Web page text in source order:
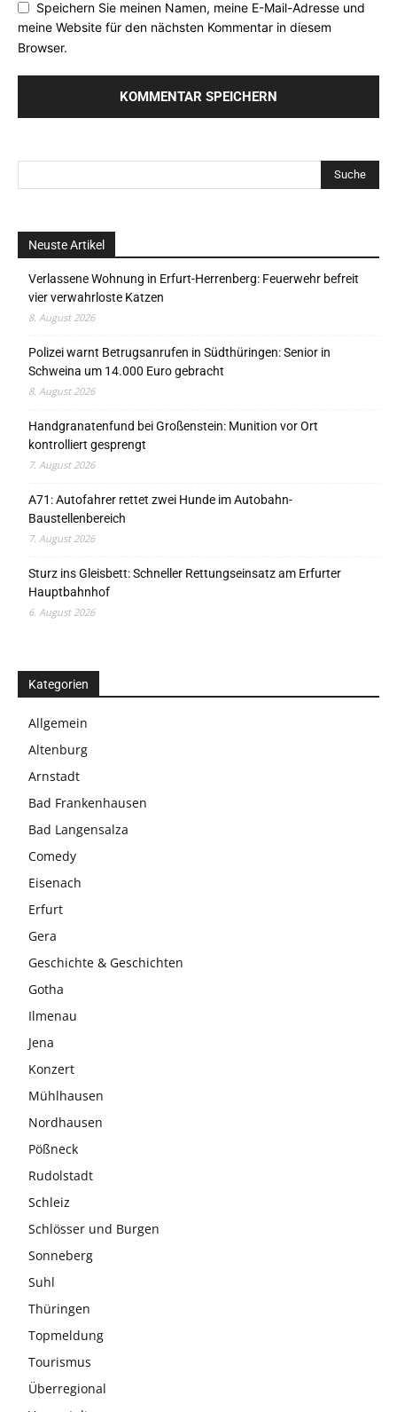
Speichern Sie meinen Namen, meine E-Mail-Adresse und
meine Website für den nächsten Kommentar in diesem
Browser.
Neuste Artikel
Verlassene Wohnung in Erfurt-Herrenberg: Feuerwehr befreit
vier verwahrloste Katzen
8. August 2026
Polizei warnt Betrugsanrufen in Südthüringen: Senior in
Schweina um 14.000 Euro gebracht
8. August 2026
Handgranatenfund bei Großenstein: Munition vor Ort
kontrolliert gesprengt
7. August 2026
A71: Autofahrer rettet zwei Hunde im Autobahn-
Baustellenbereich
7. August 2026
Sturz ins Gleisbett: Schneller Rettungseinsatz am Erfurter
Hauptbahnhof
6. August 2026
Kategorien
Allgemein
Altenburg
Arnstadt
Bad Frankenhausen
Bad Langensalza
Comedy
Eisenach
Erfurt
Gera
Geschichte & Geschichten
Gotha
Ilmenau
Jena
Konzert
Mühlhausen
Nordhausen
Pößneck
Rudolstadt
Schleiz
Schlösser und Burgen
Sonneberg
Suhl
Thüringen
Topmeldung
Tourismus
Überregional